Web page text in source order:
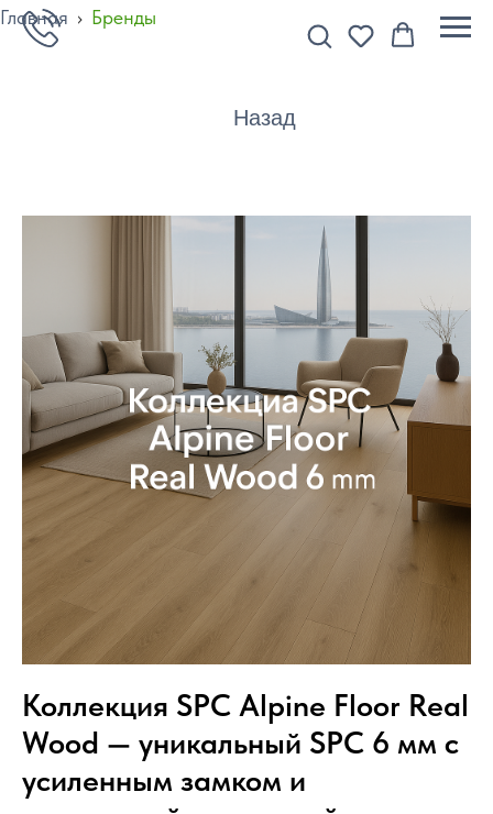
Главная › Бренды
Назад
Коллекция SPC Alpine Floor Real
Wood — уникальный SPC 6 мм с
усиленным замком и